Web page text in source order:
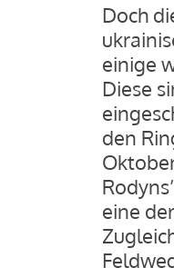
Doch
einige
Diese
den
eine